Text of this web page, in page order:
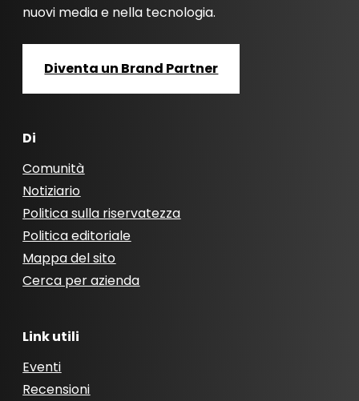
nuovi media e nella tecnologia.
Diventa un Brand Partner
Di
Comunità
Notiziario
Politica sulla riservatezza
Politica editoriale
Mappa del sito
Cerca per azienda
Link utili
Eventi
Recensioni